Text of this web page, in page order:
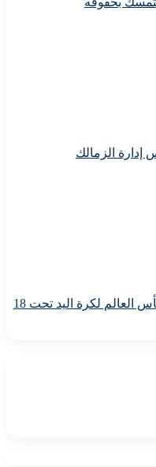
إدارة الزمالك
نتيجة مباراة مصر والصين فى كأس العالم لكرة اليد تحت 18